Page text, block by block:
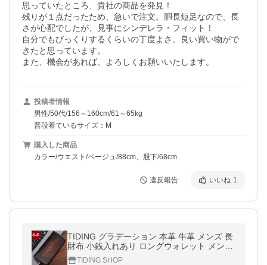
思っていたところ、貴社の商品を発見！
残りが１点だったため、急いで注文。胴長短足なので、長
さが心配でしたが、見事にシンデレラ・フィット！
自分でもびっくりするくらいの丁度よさ。良い買い物がで
きたと思っています。
また、機会があれば、よろしくお願いいたします。
投稿者情報
男性/50代/156～160cm/61～65kg
普段着ているサイズ：M
購入した商品
カラー/ウエスト/ベージュ/88cm、股下/68cm
違反報告 いいね 1
TIDING グラデーション 本革 牛革 メンズ 長
財布 小銭入れあり ロングウォレット メンズ
財布 ラウンドファスナー ダークブラウン
TIDING SHOP